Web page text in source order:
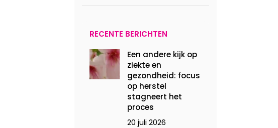
RECENTE BERICHTEN
Een andere kijk op
ziekte en
gezondheid: focus
op herstel
stagneert het
proces
20 juli 2026